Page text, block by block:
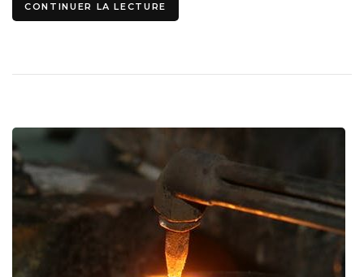
CONTINUER LA LECTURE